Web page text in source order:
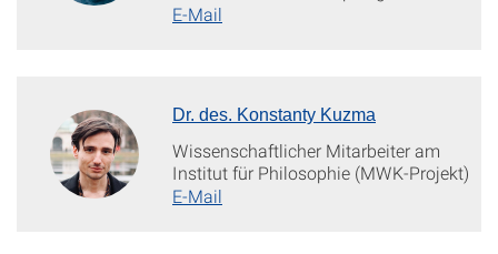
E-Mail
Dr. des. Konstanty Kuzma
Wissenschaftlicher Mitarbeiter am
Institut für Philosophie (MWK-Projekt)
E-Mail